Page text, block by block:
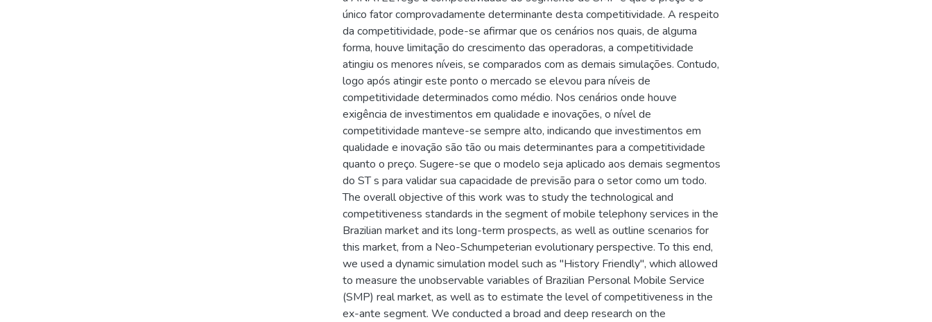
único fator comprovadamente determinante desta competitividade. A respeito
da competitividade, pode-se afirmar que os cenários nos quais, de alguma
forma, houve limitação do crescimento das operadoras, a competitividade
atingiu os menores níveis, se comparados com as demais simulações. Contudo,
logo após atingir este ponto o mercado se elevou para níveis de
competitividade determinados como médio. Nos cenários onde houve
exigência de investimentos em qualidade e inovações, o nível de
competitividade manteve-se sempre alto, indicando que investimentos em
qualidade e inovação são tão ou mais determinantes para a competitividade
quanto o preço. Sugere-se que o modelo seja aplicado aos demais segmentos
do ST s para validar sua capacidade de previsão para o setor como um todo.
The overall objective of this work was to study the technological and
competitiveness standards in the segment of mobile telephony services in the
Brazilian market and its long-term prospects, as well as outline scenarios for
this market, from a Neo-Schumpeterian evolutionary perspective. To this end,
we used a dynamic simulation model such as "History Friendly", which allowed
to measure the unobservable variables of Brazilian Personal Mobile Service
(SMP) real market, as well as to estimate the level of competitiveness in the
ex-ante segment. We conducted a broad and deep research on the